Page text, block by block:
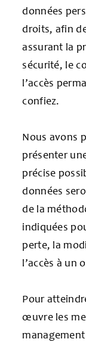
données
droits, afin
assurant la
sécurité, le
l’accès
confiez.
Nous avons
présenter
précise
données
de la
indiquées
perte, la
l’accès à un
Pour
œuvre les